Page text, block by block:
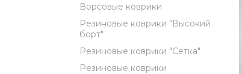
Ворсовые коврики
Резиновые коврики "Высокий
борт"
Резиновые коврики "Сетка"
Резиновые коврики